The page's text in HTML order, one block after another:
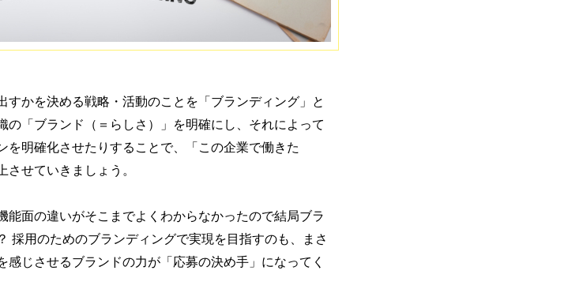
かを決める戦略・活動のことを「ブランディング」と
「ブランド（＝らしさ）」を明確にし、それによって
明確化させたりすることで、「この企業で働きた
せていきましょう。
面の違いがそこまでよくわからなかったので結局ブラ
採用のためのブランディングで実現を目指すのも、まさ
じさせるブランドの力が「応募の決め手」になってく